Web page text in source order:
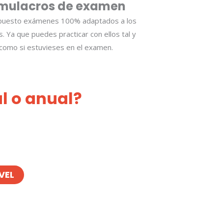
de examen
exámenes 100% adaptados a los
Ya que puedes practicar con ellos tal y
si estuvieses en el examen.
o anual?